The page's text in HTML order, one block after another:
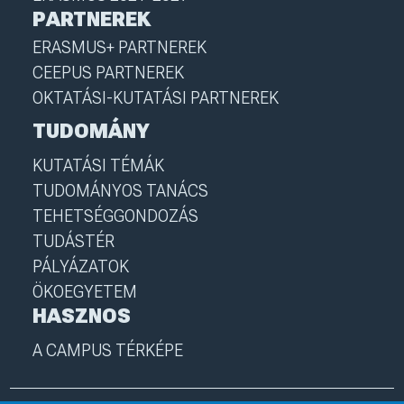
PARTNEREK
ERASMUS+ PARTNEREK
CEEPUS PARTNEREK
OKTATÁSI-KUTATÁSI PARTNEREK
TUDOMÁNY
KUTATÁSI TÉMÁK
TUDOMÁNYOS TANÁCS
TEHETSÉGGONDOZÁS
TUDÁSTÉR
PÁLYÁZATOK
ÖKOEGYETEM
HASZNOS
A CAMPUS TÉRKÉPE